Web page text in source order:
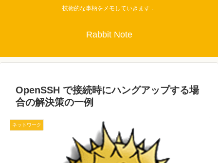
技術的な事柄をメモしていきます．
Rabbit Note
OpenSSH で接続時にハングアップする場
合の解決策の一例
ネットワーク